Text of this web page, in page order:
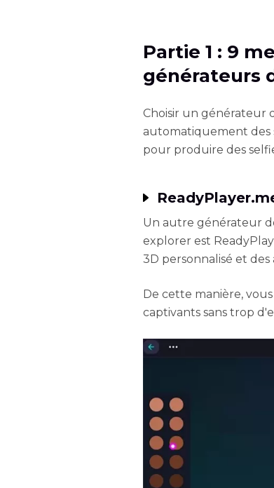
Partie 1 : 9
générateurs
Choisir un générateur
automatiquement des
pour produire des
Un autre générateur
explorer est
3D personnalisé et
De cette manière,
captivants sans trop